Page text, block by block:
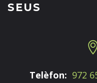
SEUS
Telèfon: 972